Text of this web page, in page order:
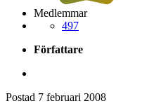
Medlemmar
497
Författare
Postad 7 februari 2008